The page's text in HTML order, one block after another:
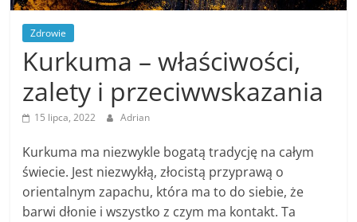
Zdrowie
Kurkuma – właściwości,
zalety i przeciwwskazania
15 lipca, 2022 Adrian
Kurkuma ma niezwykle bogatą tradycję na całym
świecie. Jest niezwykłą, złocistą przyprawą o
orientalnym zapachu, która ma to do siebie, że
barwi dłonie i wszystko z czym ma kontakt. Ta